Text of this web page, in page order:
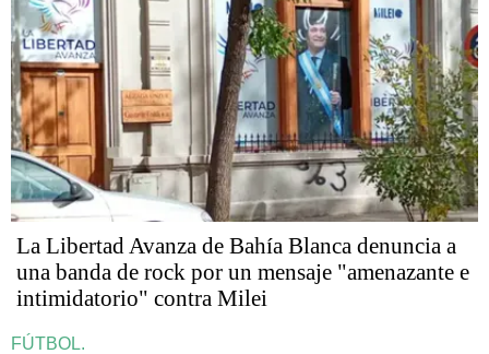
La Libertad Avanza de Bahía Blanca denuncia a
una banda de rock por un mensaje "amenazante e
intimidatorio" contra Milei
FÚTBOL.